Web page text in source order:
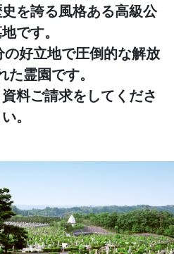
を誇る風格ある高級公
です。
好立地で圧倒的な解放
た霊園です。
料ご請求をしてくださ
い。